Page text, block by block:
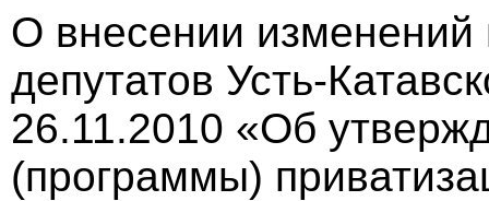
О внесении
депутатов Усть-
26.11.2010 «Об
(программы)